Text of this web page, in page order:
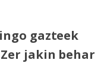
gazteek
jakin behar